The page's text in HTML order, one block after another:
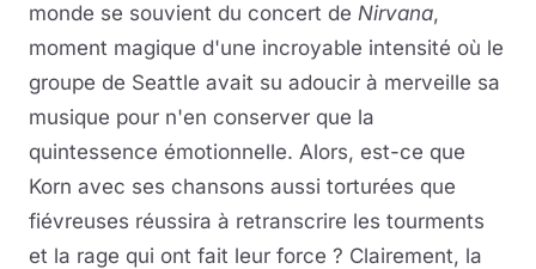
monde se souvient du concert de Nirvana,
moment magique d'une incroyable intensité où le
groupe de Seattle avait su adoucir à merveille sa
musique pour n'en conserver que la
quintessence émotionnelle. Alors, est-ce que
Korn avec ses chansons aussi torturées que
fiévreuses réussira à retranscrire les tourments
et la rage qui ont fait leur force ? Clairement, la